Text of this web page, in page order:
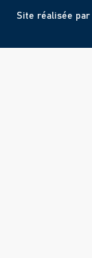
Site réalisée par